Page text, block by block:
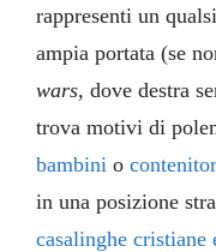
rappresenti un
ampia portata (se
wars, dove destra
trova motivi di
bambini o
in una posizione
casalinghe cristiane